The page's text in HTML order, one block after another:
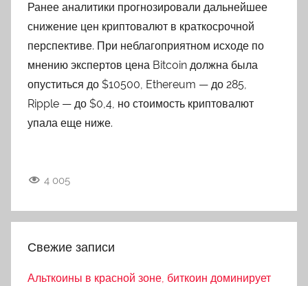
Ранее аналитики прогнозировали дальнейшее
снижение цен криптовалют в краткосрочной
перспективе. При неблагоприятном исходе по
мнению экспертов цена Bitcoin должна была
опуститься до $10500, Ethereum — до 285,
Ripple — до $0,4, но стоимость криптовалют
упала еще ниже.
4 005
Свежие записи
Альткоины в красной зоне, биткоин доминирует